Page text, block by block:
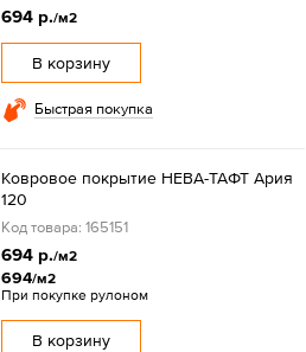
694 р./м2
В корзину
Быстрая покупка
Ковровое покрытие НЕВА-ТАФТ Ария
120
Код товара: 165151
694 р./м2
694/м2
При покупке рулоном
В корзину